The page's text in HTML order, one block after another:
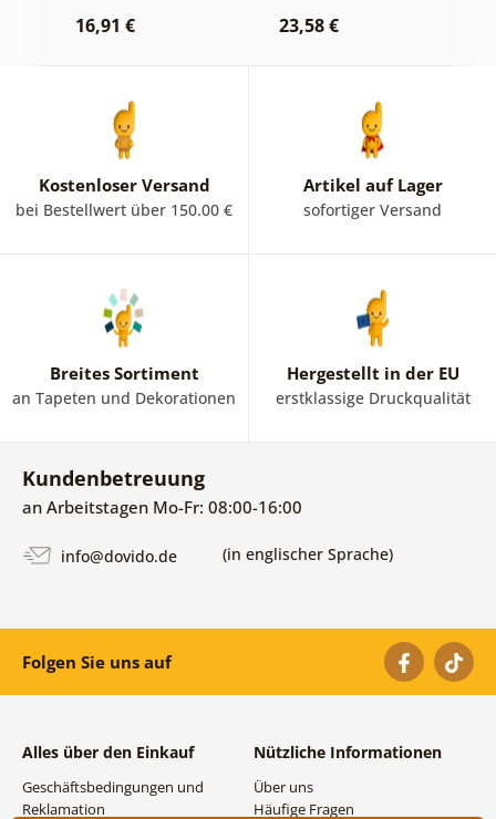
16,91 € 23,58 €
Kostenloser Versand
bei Bestellwert über 150.00 €
Artikel auf Lager
sofortiger Versand
Breites Sortiment
an Tapeten und Dekorationen
Hergestellt in der EU
erstklassige Druckqualität
Kundenbetreuung
an Arbeitstagen Mo-Fr: 08:00-16:00
info@dovido.de (in englischer Sprache)
Folgen Sie uns auf
Alles über den Einkauf
Geschäftsbedingungen und
Reklamation
Nützliche Informationen
Über uns
Häufige Fragen